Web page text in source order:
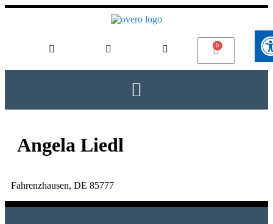
Angela Liedl
Fahrenzhausen, DE 85777